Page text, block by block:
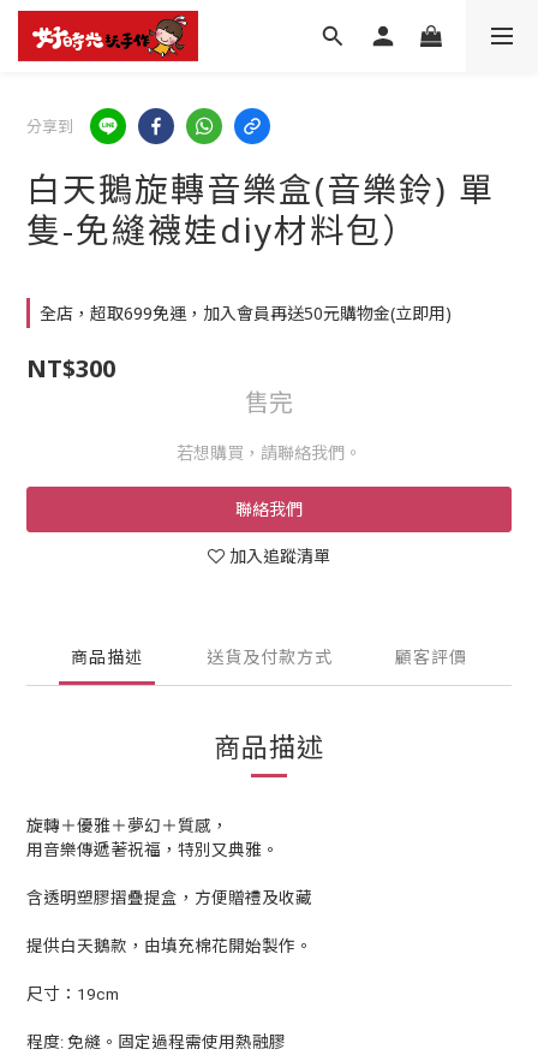
分享到
白天鵝旋轉音樂盒(音樂鈴) 單
隻-免縫襪娃diy材料包）
全店，超取699免運，加入會員再送50元購物金(立即用)
NT$300
售完
若想購買，請聯絡我們。
聯絡我們
加入追蹤清單
商品描述 送貨及付款方式 顧客評價
商品描述
旋轉＋優雅＋夢幻＋質感，
用音樂傳遞著祝福，特別又典雅。
含透明塑膠摺疊提盒，方便贈禮及收藏
提供白天鵝款，由填充棉花開始製作。
尺寸：19cm
程度: 免縫。固定過程需使用熱融膠